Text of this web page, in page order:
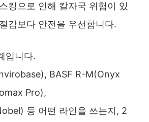
킹으로 인해 칼자국 위험이 있
감보다 안전을 우선합니다.
입니다.
BASF R-M(Onyx
Pro),
등 어떤 라인을 쓰는지, 2